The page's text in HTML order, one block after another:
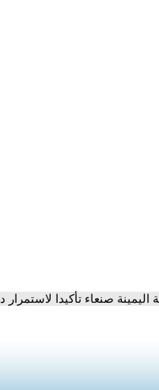
صنعاء تأكيدا